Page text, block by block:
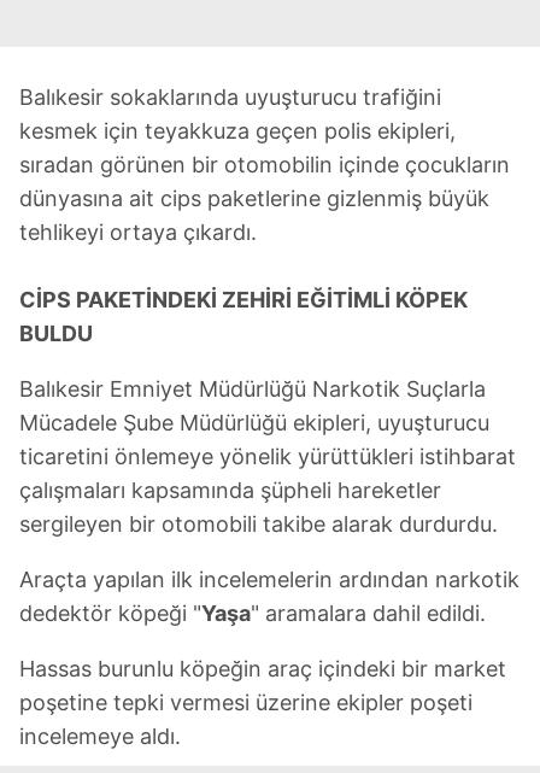
Balıkesir sokaklarında uyuşturucu trafiğini
kesmek için teyakkuza geçen polis ekipleri,
sıradan görünen bir otomobilin içinde çocukların
dünyasına ait cips paketlerine gizlenmiş büyük
tehlikeyi ortaya çıkardı.
CİPS PAKETİNDEKİ ZEHİRİ EĞİTİMLİ KÖPEK
BULDU
Balıkesir Emniyet Müdürlüğü Narkotik Suçlarla
Mücadele Şube Müdürlüğü ekipleri, uyuşturucu
ticaretini önlemeye yönelik yürüttükleri istihbarat
çalışmaları kapsamında şüpheli hareketler
sergileyen bir otomobili takibe alarak durdurdu.
Araçta yapılan ilk incelemelerin ardından narkotik
dedektör köpeği "Yaşa" aramalara dahil edildi.
Hassas burunlu köpeğin araç içindeki bir market
poşetine tepki vermesi üzerine ekipler poşeti
incelemeye aldı.